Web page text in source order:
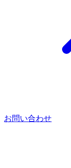
お問い合わせ